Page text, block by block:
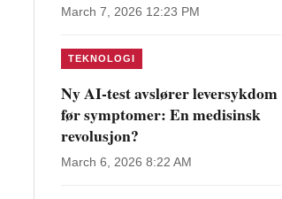
March 7, 2026 12:23 PM
TEKNOLOGI
Ny AI-test avslører leversykdom
før symptomer: En medisinsk
revolusjon?
March 6, 2026 8:22 AM